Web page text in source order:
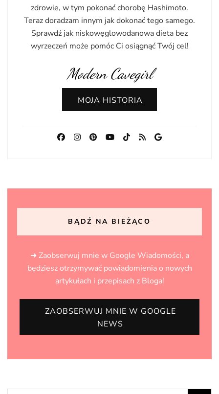
zdrowie, w tym pokonać chorobę Hashimoto.
Teraz doradzam innym jak dokonać tego samego.
Sprawdź jak niskowęglowodanowa dieta bez
wyrzeczeń może pomóc Ci osiągnąć Twój cel!
Modern Cavegirl
MOJA HISTORIA
BĄDŹ NA BIEŻĄCO
➜ Zaobserwuj mnie w Google Wiadomości, a
będziesz otrzymywać powiadomienia o nowych
artykułach i przepisach z Bloga!
ZAOBSERWUJ MNIE W GOOGLE
NEWS